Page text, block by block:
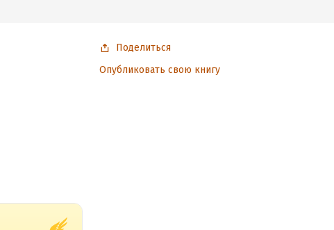
Поделиться
Опубликовать свою книгу